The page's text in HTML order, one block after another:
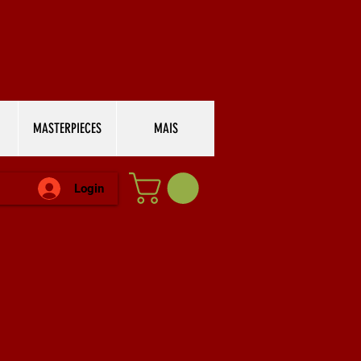
MASTERPIECES MAIS
Login